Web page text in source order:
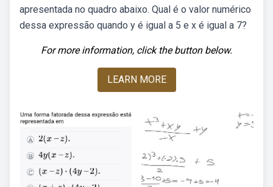
apresentada no quadro abaixo. Qual é o valor numérico
dessa expressão quando y é igual a 5 e x é igual a 7?
For more information, click the button below.
LEARN MORE